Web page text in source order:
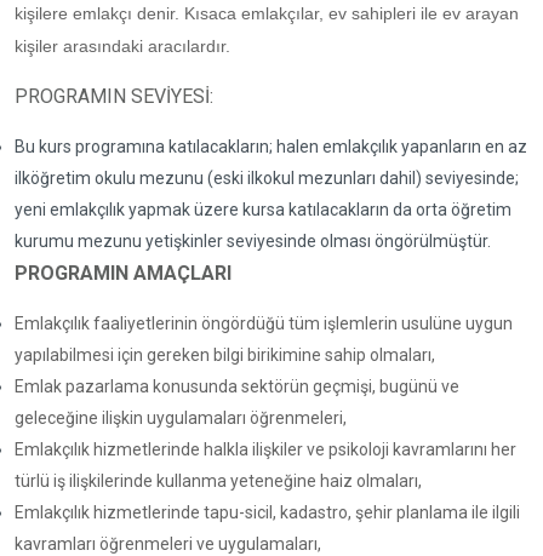
kişilere emlakçı denir. Kısaca emlakçılar, ev sahipleri ile ev arayan
kişiler arasındaki aracılardır.
PROGRAMIN SEVİYESİ:
Bu kurs programına katılacakların; halen emlakçılık yapanların en az
ilköğretim okulu mezunu (eski ilkokul mezunları dahil) seviyesinde;
yeni emlakçılık yapmak üzere kursa katılacakların da orta öğretim
kurumu mezunu yetişkinler seviyesinde olması öngörülmüştür.
PROGRAMIN AMAÇLARI
Emlakçılık faaliyetlerinin öngördüğü tüm işlemlerin usulüne uygun
yapılabilmesi için gereken bilgi birikimine sahip olmaları,
Emlak pazarlama konusunda sektörün geçmişi, bugünü ve
geleceğine ilişkin uygulamaları öğrenmeleri,
Emlakçılık hizmetlerinde halkla ilişkiler ve psikoloji kavramlarını her
türlü iş ilişkilerinde kullanma yeteneğine haiz olmaları,
Emlakçılık hizmetlerinde tapu-sicil, kadastro, şehir planlama ile ilgili
kavramları öğrenmeleri ve uygulamaları,